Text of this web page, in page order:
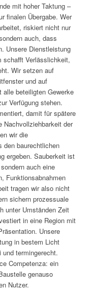
mit hoher Taktung –
finalen Übergabe. Wer
riskiert nicht nur
auch, dass
Unsere Dienstleistung
schafft Verlässlichkeit,
Wir setzen auf
und auf
beteiligten Gewerke
Verfügung stehen.
damit für spätere
Nachvollziehbarkeit der
wir die
den baurechtlichen
ergeben. Sauberkeit ist
auch eine
Funktionsabnahmen
tragen wir also nicht
sichern prozessuale
unter Umständen Zeit
in eine Region mit
Unsere
in bestem Licht
termingerecht.
Competenza: ein
genauso
Nutzer.